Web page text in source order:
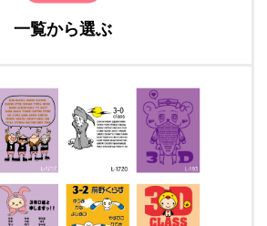
一覧から選ぶ